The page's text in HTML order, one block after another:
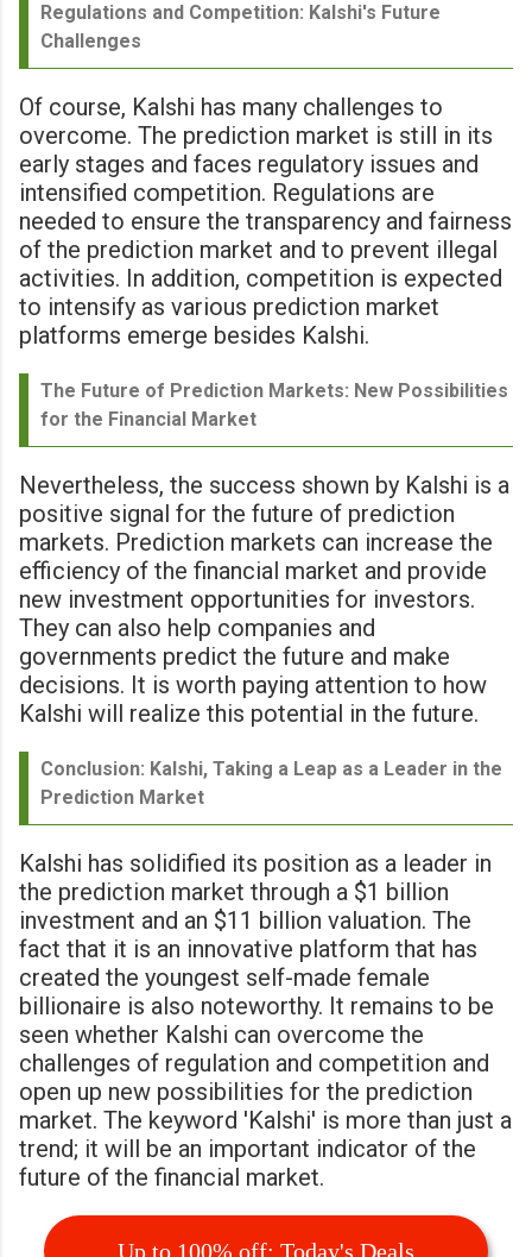
Regulations and Competition: Kalshi's Future
Challenges
Of course, Kalshi has many challenges to
overcome. The prediction market is still in its
early stages and faces regulatory issues and
intensified competition. Regulations are
needed to ensure the transparency and fairness
of the prediction market and to prevent illegal
activities. In addition, competition is expected
to intensify as various prediction market
platforms emerge besides Kalshi.
The Future of Prediction Markets: New Possibilities
for the Financial Market
Nevertheless, the success shown by Kalshi is a
positive signal for the future of prediction
markets. Prediction markets can increase the
efficiency of the financial market and provide
new investment opportunities for investors.
They can also help companies and
governments predict the future and make
decisions. It is worth paying attention to how
Kalshi will realize this potential in the future.
Conclusion: Kalshi, Taking a Leap as a Leader in the
Prediction Market
Kalshi has solidified its position as a leader in
the prediction market through a $1 billion
investment and an $11 billion valuation. The
fact that it is an innovative platform that has
created the youngest self-made female
billionaire is also noteworthy. It remains to be
seen whether Kalshi can overcome the
challenges of regulation and competition and
open up new possibilities for the prediction
market. The keyword 'Kalshi' is more than just a
trend; it will be an important indicator of the
future of the financial market.
Up to 100% off: Today's Deals